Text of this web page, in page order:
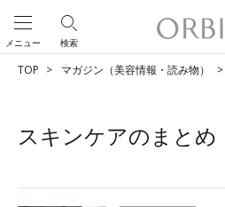
検索
メニュー
TOP マガジン（美容情報・読み物）
スキンケアのまとめ